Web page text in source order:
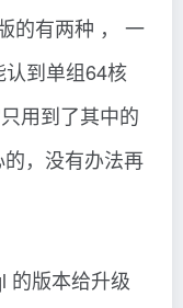
的有两种 ， 一
到单组64核
用到了其中的
，没有办法再
的版本给升级